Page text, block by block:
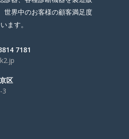
世界中のお客様の顧客満足度
ます。
7181
区
3